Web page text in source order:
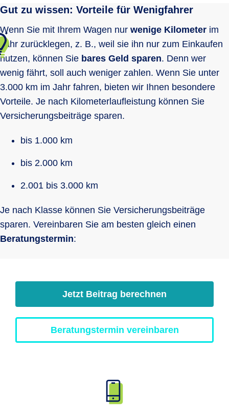
Gut zu wissen: Vorteile für Wenigfahrer
Wenn Sie mit Ihrem Wagen nur wenige Kilometer im
Jahr zurücklegen, z. B., weil sie ihn nur zum Einkaufen
nutzen, können Sie bares Geld sparen. Denn wer
wenig fährt, soll auch weniger zahlen. Wenn Sie unter
3.000 km im Jahr fahren, bieten wir Ihnen besondere
Vorteile. Je nach Kilometerlaufleistung können Sie
Versicherungsbeiträge sparen.
bis 1.000 km
bis 2.000 km
2.001 bis 3.000 km
Je nach Klasse können Sie Versicherungsbeiträge
sparen. Vereinbaren Sie am besten gleich einen
Beratungstermin:
Jetzt Beitrag berechnen
Beratungstermin vereinbaren